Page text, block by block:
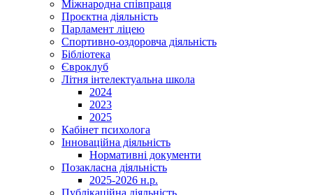
Міжнародна співпраця
Проєктна діяльність
Парламент ліцею
Спортивно-оздоровча діяльність
Бібліотека
Євроклуб
Літня інтелектуальна школа
2024
2023
2025
Кабінет психолога
Інноваційна діяльність
Нормативні документи
Позакласна діяльність
2025-2026 н.р.
Публікаційна діяльність